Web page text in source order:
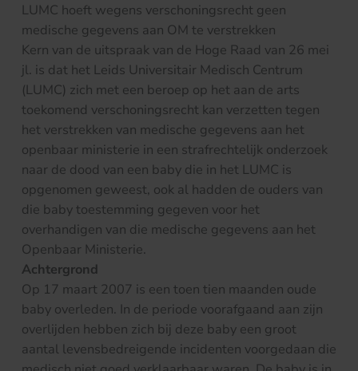
LUMC hoeft wegens verschoningsrecht geen
medische gegevens aan OM te verstrekken
Kern van de uitspraak van de Hoge Raad van 26 mei
jl. is dat het Leids Universitair Medisch Centrum
(LUMC) zich met een beroep op het aan de arts
toekomend verschoningsrecht kan verzetten tegen
het verstrekken van medische gegevens aan het
openbaar ministerie in een strafrechtelijk onderzoek
naar de dood van een baby die in het LUMC is
opgenomen geweest, ook al hadden de ouders van
die baby toestemming gegeven voor het
overhandigen van die medische gegevens aan het
Openbaar Ministerie.
Achtergrond
Op 17 maart 2007 is een toen tien maanden oude
baby overleden. In de periode voorafgaand aan zijn
overlijden hebben zich bij deze baby een groot
aantal levensbedreigende incidenten voorgedaan die